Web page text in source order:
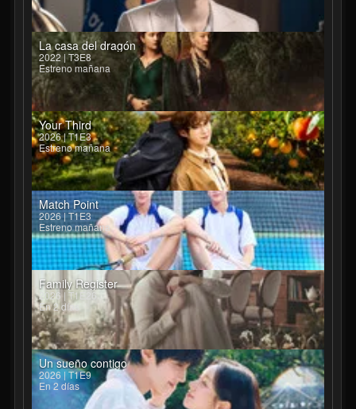
La casa del dragón
2022 | T3E8
Estreno mañana
Your Third
2026 | T1E3
Estreno mañana
Match Point
2026 | T1E3
Estreno mañana
Family Register
2026 | T1E26
En 2 días
Un sueño contigo
2026 | T1E9
En 2 días